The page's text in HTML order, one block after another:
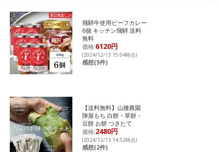
飛騨牛使用ビーフカレー
6個 キッチン飛騨 送料
無料
価格:6120円
(2024/12/13 15:04時点)
感想(5件)
【送料無料】山腰農園
陣屋もち 白餅・草餅・
豆餅 お餅 つきたて
価格:2480円
(2024/12/13 14:52時点)
感想(2件)